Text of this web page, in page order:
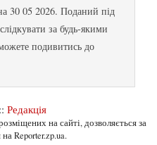
30 05 2026. Поданий під
за будь-якими
подивитись до
Редакція
Reporter.zp.ua.